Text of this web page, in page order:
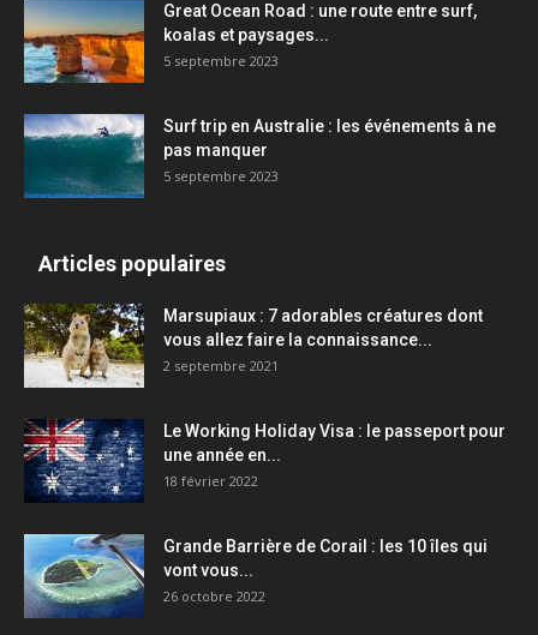
Great Ocean Road : une route entre surf,
koalas et paysages...
5 septembre 2023
Surf trip en Australie : les événements à ne
pas manquer
5 septembre 2023
Articles populaires
Marsupiaux : 7 adorables créatures dont
vous allez faire la connaissance...
2 septembre 2021
Le Working Holiday Visa : le passeport pour
une année en...
18 février 2022
Grande Barrière de Corail : les 10 îles qui
vont vous...
26 octobre 2022